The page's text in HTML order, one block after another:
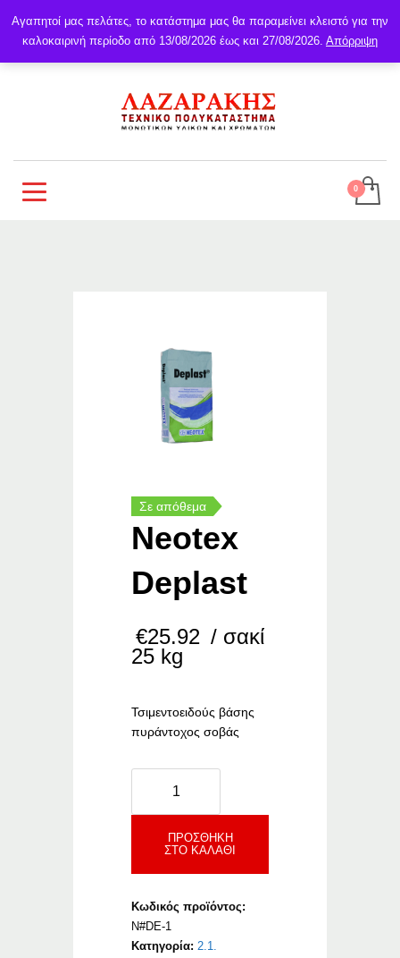
Σε απόθεμα
Neotex
Deplast
€25.92 / σακί
25 kg
Τσιμεντοειδούς βάσης
πυράντοχος σοβάς
ποσότητα
ΠΡΟΣΘΉΚΗ
ΣΤΟ ΚΑΛΆΘΙ
Κωδικός προϊόντος:
N#DE-1
Κατηγορία:2.1.
Αγαπητοί μας πελάτες, το κατάστημα μας θα παραμείνει κλειστό για την
καλοκαιρινή περίοδο από 13/08/2026 έως και 27/08/2026. Απόρριψη